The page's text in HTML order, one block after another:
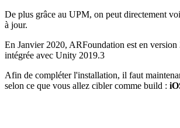
De plus grâce au UPM, on peut directement
à jour.
En Janvier 2020, ARFoundation est en version
intégrée avec Unity 2019.3
Afin de compléter l'installation, il faut
selon ce que vous allez cibler comme build :